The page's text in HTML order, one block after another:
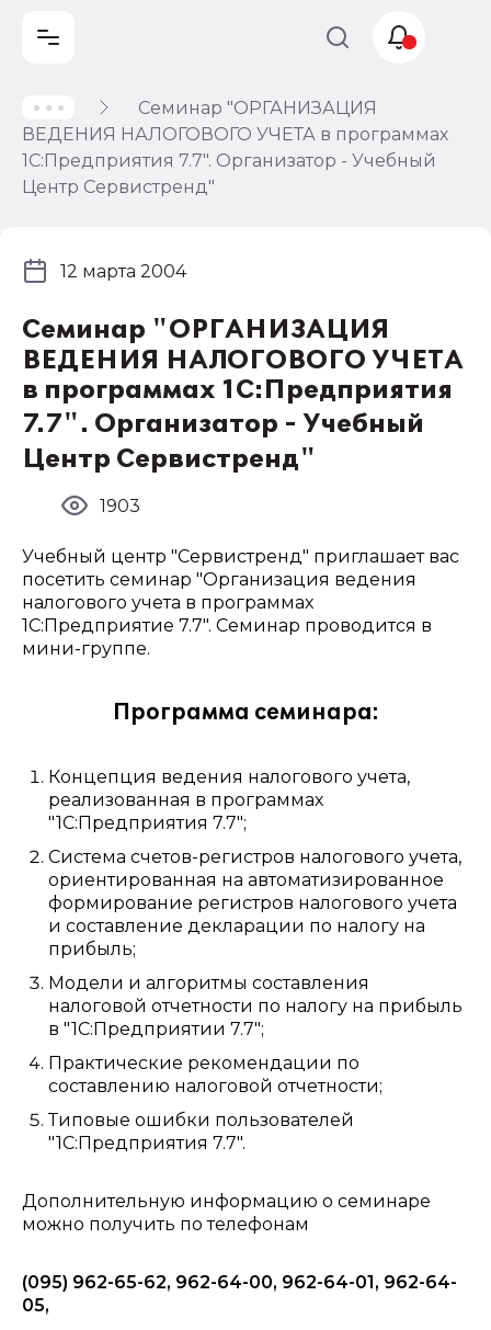
Семинар "ОРГАНИЗАЦИЯ
ВЕДЕНИЯ НАЛОГОВОГО УЧЕТА в программах
1С:Предприятия 7.7". Организатор - Учебный
Центр Сервистренд"
Семинар "ОРГАНИЗАЦИЯ
ВЕДЕНИЯ НАЛОГОВОГО УЧЕТА
в программах 1С:Предприятия
7.7". Организатор - Учебный
Центр Сервистренд"
12 марта 2004
1903
Учебный центр "Сервистренд" приглашает вас
посетить семинар "Организация ведения
налогового учета в программах
1С:Предприятие 7.7". Семинар проводится в
мини-группе.
Программа семинара:
Концепция ведения налогового учета,
реализованная в программах
"1С:Предприятия 7.7";
Система счетов-регистров налогового учета,
ориентированная на автоматизированное
формирование регистров налогового учета
и составление декларации по налогу на
прибыль;
Модели и алгоритмы составления
налоговой отчетности по налогу на прибыль
в "1С:Предприятии 7.7";
Практические рекомендации по
составлению налоговой отчетности;
Типовые ошибки пользователей
"1С:Предприятия 7.7".
Дополнительную информацию о семинаре
можно получить по телефонам
(095) 962-65-62, 962-64-00, 962-64-01, 962-64-
05,
Учет и
налогообложение
Автоматизация